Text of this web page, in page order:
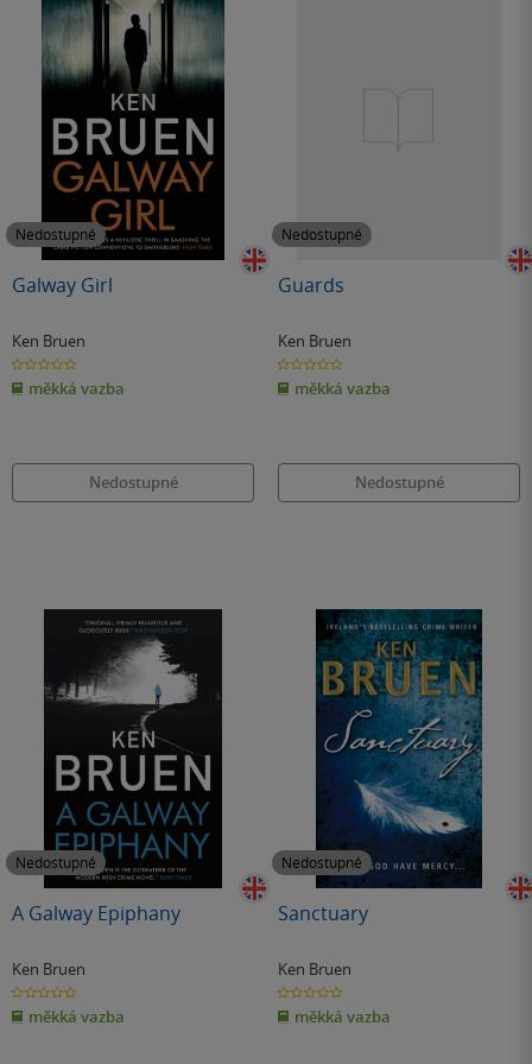
Nedostupné
Galway Girl
Ken Bruen
0.0
z
5
hvězdiček
měkká vazba
Nedostupné
Nedostupné
Guards
Ken Bruen
0.0
z
5
hvězdiček
měkká vazba
Nedostupné
Nedostupné
A Galway Epiphany
Ken Bruen
0.0
z
5
hvězdiček
měkká vazba
Nedostupné
Sanctuary
Ken Bruen
0.0
z
5
hvězdiček
měkká vazba